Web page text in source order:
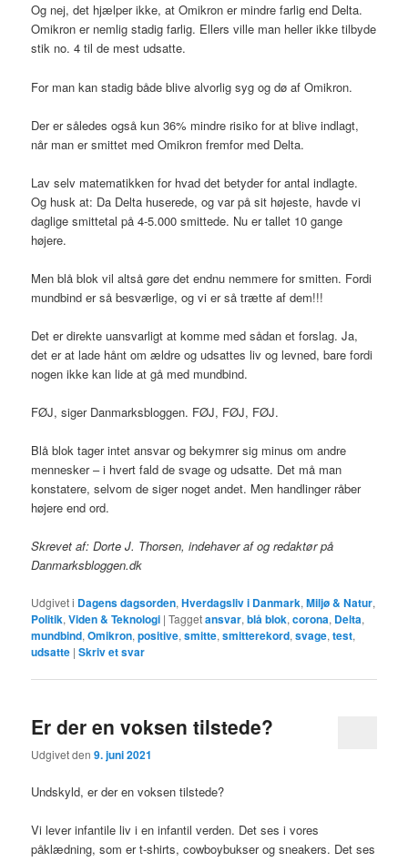
Og nej, det hjælper ikke, at Omikron er mindre farlig end Delta.
Omikron er nemlig stadig farlig. Ellers ville man heller ikke tilbyde
stik no. 4 til de mest udsatte.
For man kan stadig både blive alvorlig syg og dø af Omikron.
Der er således også kun 36% mindre risiko for at blive indlagt,
når man er smittet med Omikron fremfor med Delta.
Lav selv matematikken for hvad det betyder for antal indlagte.
Og husk at: Da Delta huserede, og var på sit højeste, havde vi
daglige smittetal på 4-5.000 smittede. Nu er tallet 10 gange
højere.
Men blå blok vil altså gøre det endnu nemmere for smitten. Fordi
mundbind er så besværlige, og vi er så trætte af dem!!!
Det er direkte uansvarligt at komme med sådan et forslag. Ja,
det er at lade hånt om ældre og udsattes liv og levned, bare fordi
nogen ikke kan lide at gå med mundbind.
FØJ, siger Danmarksbloggen. FØJ, FØJ, FØJ.
Blå blok tager intet ansvar og bekymrer sig minus om andre
mennesker – i hvert fald de svage og udsatte. Det må man
konstatere, selvom de siger noget andet. Men handlinger råber
højere end ord.
Skrevet af: Dorte J. Thorsen, indehaver af og redaktør på
Danmarksbloggen.dk
Udgivet i Dagens dagsorden,Hverdagsliv i Danmark,Miljø & Natur,
Politik,Viden & Teknologi |Taggetansvar,blå blok,corona, Delta,
mundbind,Omikron,positive,smitte,smitterekord,svage,test,
udsatte |Skriv et svar
Er der en voksen tilstede?
Udgivet den9. juni 2021
Undskyld, er der en voksen tilstede?
Vi lever infantile liv i en infantil verden. Det ses i vores
påklædning, som er t-shirts, cowboybukser og sneakers. Det ses